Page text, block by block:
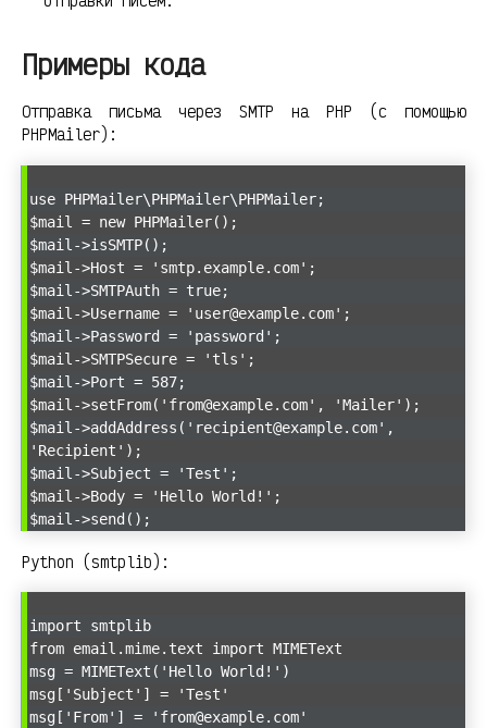
Примеры кода
Отправка письма через SMTP на PHP (с помощью
PHPMailer):
use PHPMailer\PHPMailer\PHPMailer;
$mail = new PHPMailer();
$mail->isSMTP();
$mail->Host = 'smtp.example.com';
$mail->SMTPAuth = true;
$mail->Username = 'user@example.com';
$mail->Password = 'password';
$mail->SMTPSecure = 'tls';
$mail->Port = 587;
$mail->setFrom('from@example.com', 'Mailer');
$mail->addAddress('recipient@example.com',
'Recipient');
$mail->Subject = 'Test';
$mail->Body = 'Hello World!';
$mail->send();
Python (smtplib):
import smtplib
from email.mime.text import MIMEText
msg = MIMEText('Hello World!')
msg['Subject'] = 'Test'
msg['From'] = 'from@example.com'